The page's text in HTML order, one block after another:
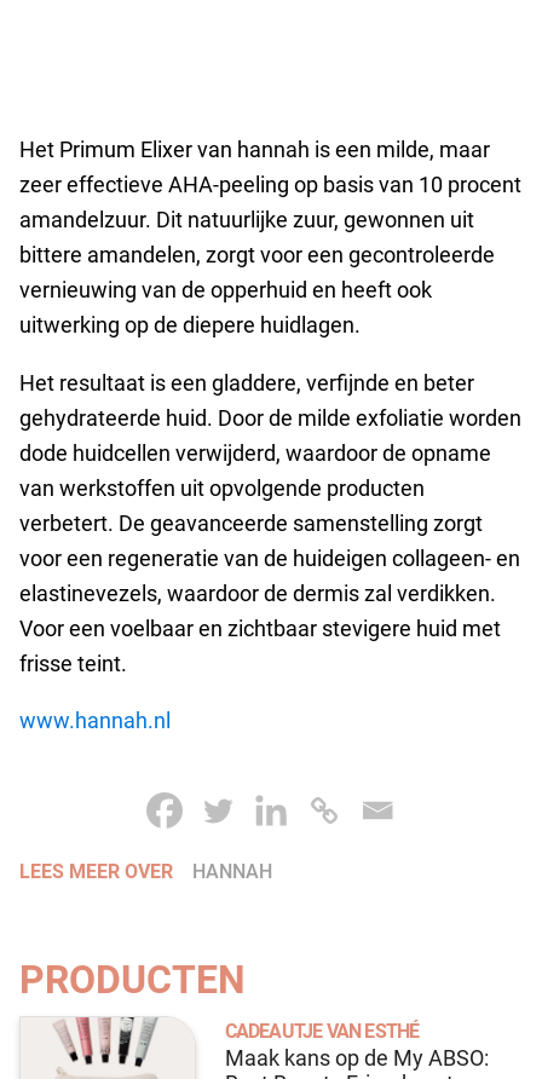
Het Primum Elixer van hannah is een milde, maar
zeer effectieve AHA-peeling op basis van 10 procent
amandelzuur. Dit natuurlijke zuur, gewonnen uit
bittere amandelen, zorgt voor een gecontroleerde
vernieuwing van de opperhuid en heeft ook
uitwerking op de diepere huidlagen.
Het resultaat is een gladdere, verfijnde en beter
gehydrateerde huid. Door de milde exfoliatie worden
dode huidcellen verwijderd, waardoor de opname
van werkstoffen uit opvolgende producten
verbetert. De geavanceerde samenstelling zorgt
voor een regeneratie van de huideigen collageen- en
elastinevezels, waardoor de dermis zal verdikken.
Voor een voelbaar en zichtbaar stevigere huid met
frisse teint.
www.hannah.nl
LEES MEER OVER HANNAH
PRODUCTEN
CADEAUTJE VAN ESTHÉ
Maak kans op de My ABSO: